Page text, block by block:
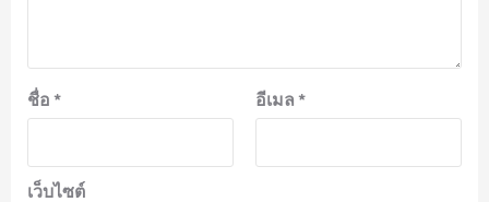
ชื่อ * อีเมล *
เว็บไซต์